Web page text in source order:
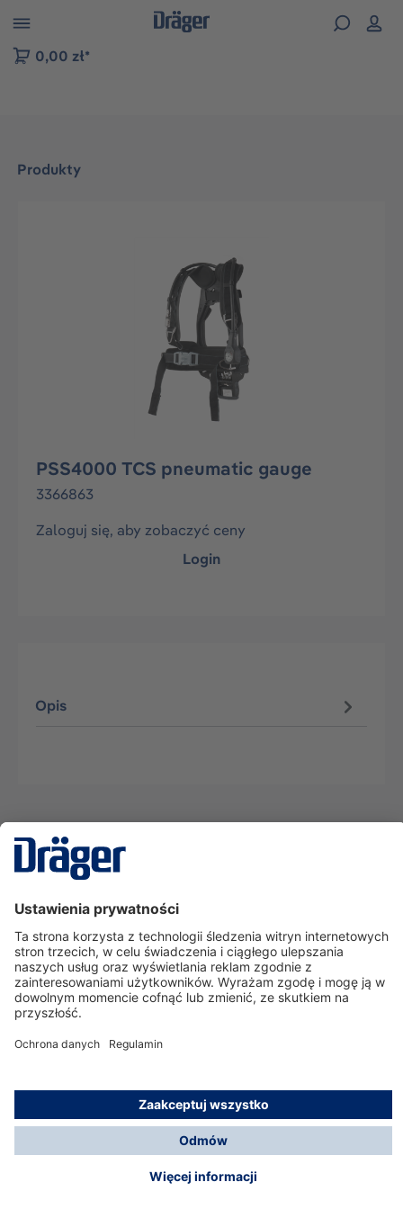
do nawigacji na platformie B2B
0,00 zł*
Produkty
PSS4000 TCS pneumatic gauge
3366863
Zaloguj się, aby zobaczyć ceny
Login
Opis
Serwisowa linia hotline
O nas
Korzystanie ze sklepu
© Dräger Polska Sp. z o.o., 2025
*Wszystkie ceny bez VAT, na warunkach opisanych w